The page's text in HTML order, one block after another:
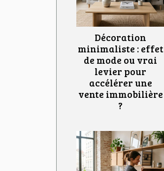
Décoration
minimaliste : effet
de mode ou vrai
levier pour
accélérer une
vente immobilière
?